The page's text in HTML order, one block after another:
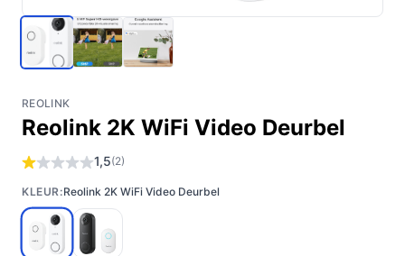
REOLINK
Reolink 2K WiFi Video Deurbel
1,5(2)
KLEUR:Reolink 2K WiFi Video Deurbel